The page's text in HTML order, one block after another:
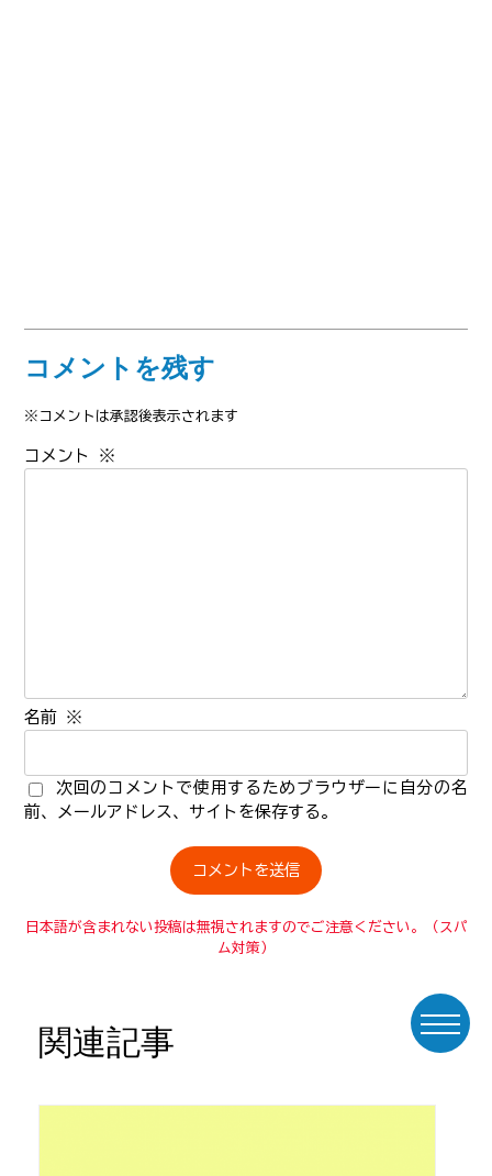
コメントを残す
※コメントは承認後表示されます
コメント ※
名前 ※
次回のコメントで使用するためブラウザーに自分の名
前、メールアドレス、サイトを保存する。
日本語が含まれない投稿は無視されますのでご注意ください。（スパ
ム対策）
関連記事